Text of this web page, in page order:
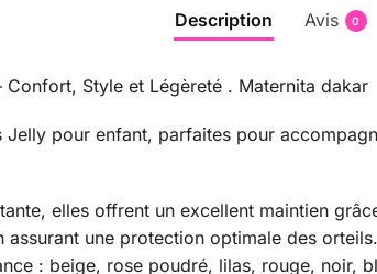
Description Avis 0
Style et Légèreté . Maternita dakar
pour enfant, parfaites pour
elles offrent un excellent maintien
une protection optimale des orteils.
: beige, rose poudré, lilas, rouge, noir,